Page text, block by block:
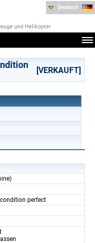
und Helikopter
Deutsch
[VERKAUFT]
perfect